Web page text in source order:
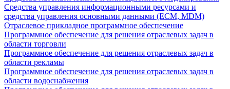
Средства управления информационными ресурсами и
средства управления основными данными (ECM, MDM)
Отраслевое прикладное программное обеспечение
Программное обеспечение для решения отраслевых задач в
области торговли
Программное обеспечение для решения отраслевых задач в
области рекламы
Программное обеспечение для решения отраслевых задач в
области водоснабжения